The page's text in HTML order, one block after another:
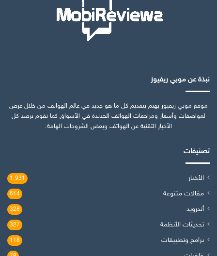
نبذة عن موبي ريفيوز
موقع موبي ريفيوز يهتم بتقديم كل ما هو جديد في عالم الهواتف من خلال عرض
لمواصفات وأسعار ومراجعات الهواتف الجديدة في الأسواق كما نقوم برصد كل
الأخبار التقنية عن الهواتف وبعض الشروحات الهامة.
تصنيفات
الأخبار 1٬931
مقالات متنوعة 614
أندرويد 328
تحديثات الأنظمة 327
برامج وتطبيقات 118